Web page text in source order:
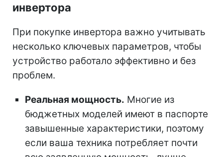
инвертора
При покупке инвертора важно учитывать
несколько ключевых параметров, чтобы
устройство работало эффективно и без
проблем.
Реальная мощность. Многие из
бюджетных моделей имеют в паспорте
завышенные характеристики, поэтому
если ваша техника потребляет почти